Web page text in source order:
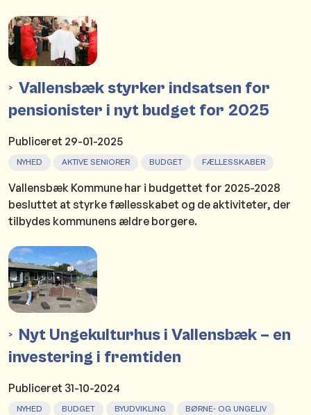
Vallensbæk styrker indsatsen for
pensionister i nyt budget for 2025
Publiceret 29-01-2025
NYHED AKTIVE SENIORER BUDGET FÆLLESSKABER
Vallensbæk Kommune har i budgettet for 2025-2028
besluttet at styrke fællesskabet og de aktiviteter, der
tilbydes kommunens ældre borgere.
Nyt Ungekulturhus i Vallensbæk – en
investering i fremtiden
Publiceret 31-10-2024
NYHED BUDGET BYUDVIKLING BØRNE- OG UNGELIV